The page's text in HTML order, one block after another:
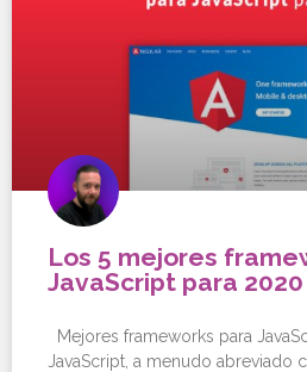
Los 5 mejores
JavaScript para 2020
Mejores frameworks para
JavaScript, a menudo abreviado